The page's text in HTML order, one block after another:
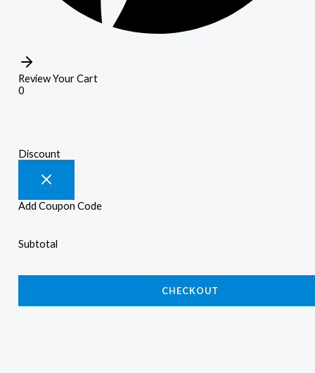
Review Your Cart
0
Discount
Add Coupon Code
Subtotal
CHECKOUT